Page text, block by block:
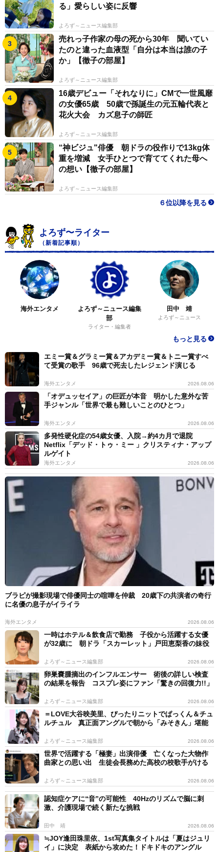
る」愛らしい姿に反響
よろず～ニュース編集部
売れっ子作家の母の死から30年 聞いてい
たのと違った血液型「自分は本当は誰の子
か」【徹子の部屋】
よろず～ニュース編集部
16歳デビュー「それなりに」CMで一世風靡
の女優65歳 50歳で孫誕生の元五輪代表と
花火大会 カズ息子の師匠
よろず～ニュース編集部
“神ビジュ"俳優 朝ドラの役作りで13kg体
重を増減 女手ひとつで育ててくれた母へ
の想い【徹子の部屋】
よろず～ニュース編集部
６位以降を見る
よろず〜ライター
（新着記事順）
海外エンタメ
よろず～ニュース編集
部
ライター・編集者
田中 靖
よろず～ニュース
もっと見る
エミー賞＆グラミー賞＆アカデミー賞＆トニー賞すべ
て受賞の歌手 96歳で死去したレジェンド演じる
海外エンタメ 2026.08.06
「オデュッセイア」の巨匠が本音 明かした意外な苦
手ジャンル「世界で最も難しいことのひとつ」
海外エンタメ 2026.08.06
多発性硬化症の54歳女優、入院→約4カ月で退院
Netflix「デッド・トゥ・ミー 」クリスティナ・アップ
ルゲイト
海外エンタメ 2026.08.06
ブラピが撮影現場で俳優同士の喧嘩を仲裁 20歳下の共演者の奇行
に名優の息子がイライラ
海外エンタメ 2026.08.06
一時はホテル＆飲食店で勤務 子役から活躍する女優
が32歳に 朝ドラ「スカーレット」戸田恵梨香の妹役
よろず～ニュース編集部 2026.08.06
卵巣嚢腫摘出のインフルエンサー 術後の詳しい検査
の結果を報告 コスプレ姿にファン「驚きの回復力!!」
よろず～ニュース編集部 2026.08.06
＝LOVE大谷映美里、ぴったりニットでぱっくん＆チュ
ルチュル 真正面アングルで朝から「みそきん」堪能
よろず～ニュース編集部 2026.08.06
世界で活躍する「極妻」出演俳優 亡くなった大物作
曲家との思い出 生徒会長務めた高校の校歌手がける
よろず～ニュース編集部 2026.08.06
認知症ケアに“音”の可能性 40Hzのリズムで脳に刺
激、介護現場で続く新たな挑戦
田中 靖 2026.08.06
≒JOY逢田珠里依、1st写真集タイトルは「夏はジュリ
イ」に決定 表紙から攻めた！ドキドキのアングル